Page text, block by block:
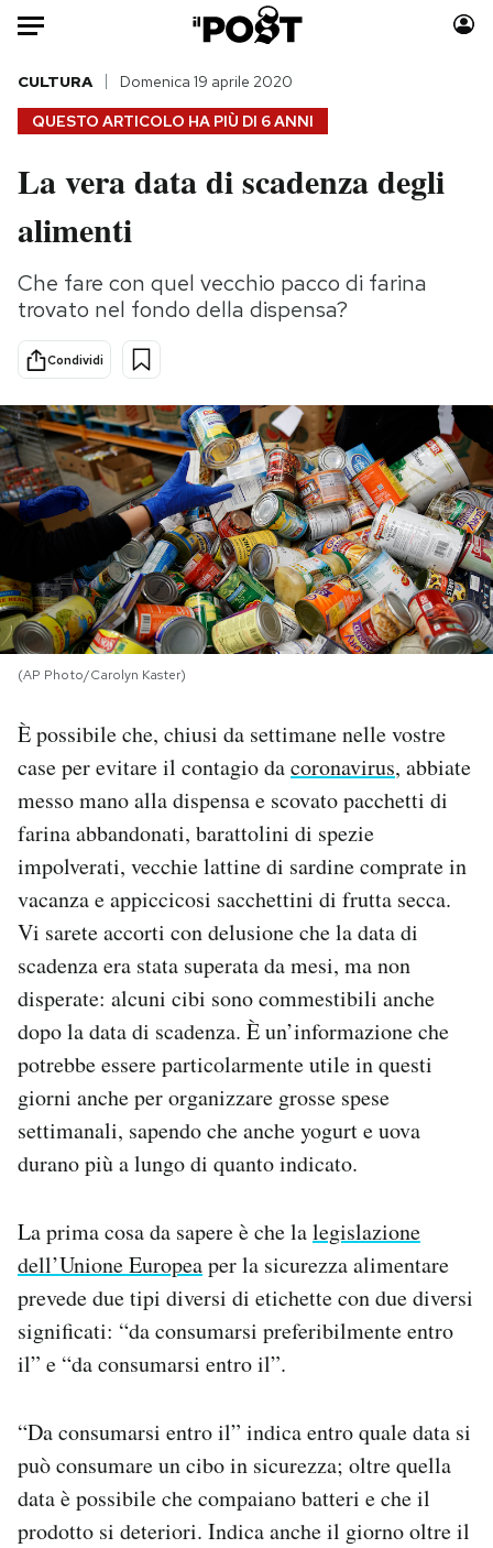
Auto
HOME
Italia
Politica
Tecnologia
Internet
Scienza
Cultura
Economia
Sport
Moda
Storie/Idee
Ok Boomer!
Altrecose
Mondiali calcio 2026
PODCAST
NEWSLETTER
I MIEI PREFERITI
CALENDARIO
AREA PERSONALE
Area Personale
Newsletter
Notifiche mobile
Regala il Post
Hai bisogno di aiuto?
QUESTO ARTICOLO HA PIÙ DI 6 ANNI
CULTURA Domenica 19 aprile 2020
La vera data di scadenza degli
alimenti
Che fare con quel vecchio pacco di farina
trovato nel fondo della dispensa?
Condividi
(AP Photo/Carolyn Kaster)
È possibile che, chiusi da settimane nelle vostre
case per evitare il contagio dacoronavirus, abbiate
messo mano alla dispensa e scovato pacchetti di
farina abbandonati, barattolini di spezie
impolverati, vecchie lattine di sardine comprate in
vacanza e appiccicosi sacchettini di frutta secca.
Vi sarete accorti con delusione che la data di
scadenza era stata superata da mesi, ma non
disperate: alcuni cibi sono commestibili anche
dopo la data di scadenza. È un’informazione che
potrebbe essere particolarmente utile in questi
giorni anche per organizzare grosse spese
settimanali, sapendo che anche yogurt e uova
durano più a lungo di quanto indicato.
La prima cosa da sapere è che lalegislazione
dell’Unione Europeaper la sicurezza alimentare
prevede due tipi diversi di etichette con due diversi
significati: “da consumarsi preferibilmente entro
il” e “da consumarsi entro il”.
“Da consumarsi entro il” indica entro quale data si
può consumare un cibo in sicurezza; oltre quella
data è possibile che compaiano batteri e che il
prodotto si deteriori. Indica anche il giorno oltre il